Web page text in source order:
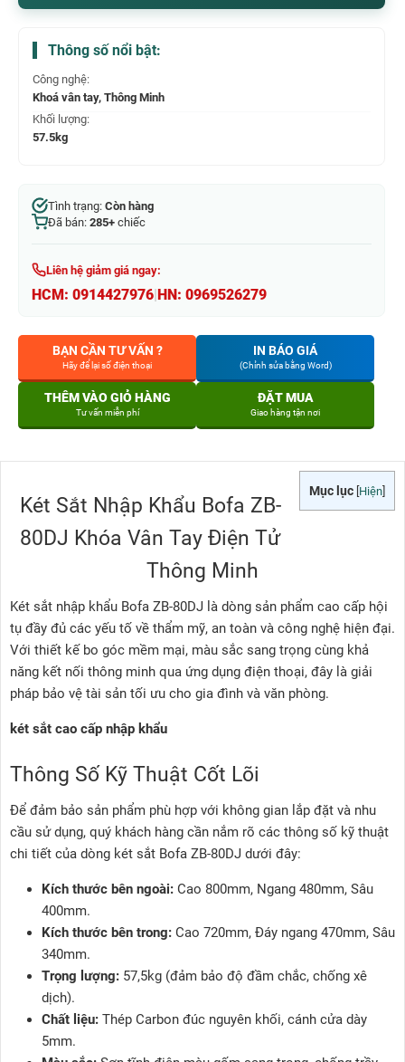
Thông số nổi bật:
Công nghệ:
Khoá vân tay, Thông Minh
Khối lượng:
57.5kg
Tình trạng: Còn hàng
Đã bán: 285+ chiếc
Liên hệ giảm giá ngay:
HCM: 0914427976|HN: 0969526279
BẠN CẦN TƯ VẤN ?
Hãy để lại số điện thoại
IN BÁO GIÁ
(Chỉnh sửa bằng Word)
THÊM VÀO GIỎ HÀNG
Tư vấn miễn phí
ĐẶT MUA
Giao hàng tận nơi
Mục lục Hiện
Két Sắt Nhập Khẩu Bofa ZB-
80DJ Khóa Vân Tay Điện Tử
Thông Minh
Két sắt nhập khẩu Bofa ZB-80DJ là dòng sản phẩm cao cấp hội
tụ đầy đủ các yếu tố về thẩm mỹ, an toàn và công nghệ hiện đại.
Với thiết kế bo góc mềm mại, màu sắc sang trọng cùng khả
năng kết nối thông minh qua ứng dụng điện thoại, đây là giải
pháp bảo vệ tài sản tối ưu cho gia đình và văn phòng.
két sắt cao cấp nhập khẩu
Thông Số Kỹ Thuật Cốt Lõi
Để đảm bảo sản phẩm phù hợp với không gian lắp đặt và nhu
cầu sử dụng, quý khách hàng cần nắm rõ các thông số kỹ thuật
chi tiết của dòng két sắt Bofa ZB-80DJ dưới đây:
Kích thước bên ngoài: Cao 800mm, Ngang 480mm, Sâu
400mm.
Kích thước bên trong: Cao 720mm, Đáy ngang 470mm, Sâu
340mm.
Trọng lượng: 57,5kg (đảm bảo độ đầm chắc, chống xê
dịch).
Chất liệu: Thép Carbon đúc nguyên khối, cánh cửa dày
5mm.